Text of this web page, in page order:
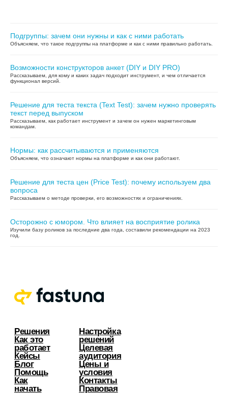
Подгруппы: зачем они нужны и как с ними работать
Объясняем, что такое подгруппы на платформе и как с ними правильно работать.
Возможности конструкторов анкет (DIY и DIY PRO)
Рассказываем, для кому и каких задач подходит инструмент, и чем отличается
функционал версий.
Решение для теста текста (Text Test): зачем нужно проверять
текст перед выпуском
Рассказываем, как работает инструмент и зачем он нужен маркетинговым
командам.
Нормы: как рассчитываются и применяются
Объясняем, что означают нормы на платформе и как они работают.
Решение для теста цен (Price Test): почему используем два
вопроса
Рассказываем о методе проверки, его возможностях и ограничениях.
Осторожно с юмором. Что влияет на восприятие ролика
Изучили базу роликов за последние два года, составили рекомендации на 2023
год.